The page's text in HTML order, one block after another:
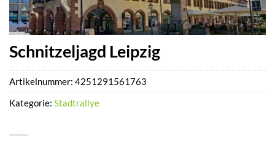
Schnitzeljagd Leipzig
Artikelnummer: 4251291561763
Kategorie: Stadtrallye